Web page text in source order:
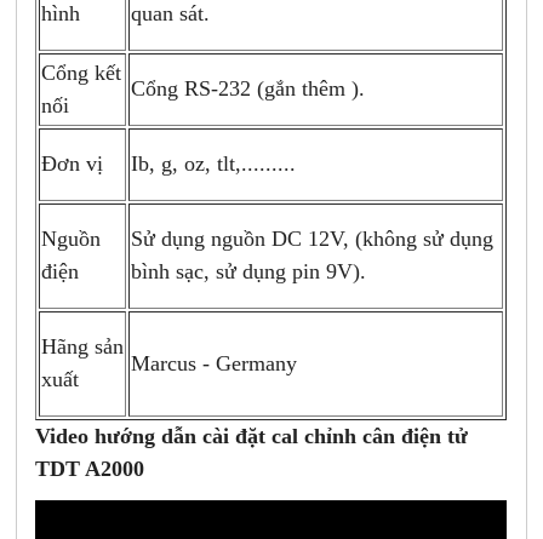
hình quan sát.
Cổng kết
nối
Cổng RS-232 (gắn thêm ).
Đơn vị Ib, g, oz, tlt,.........
Nguồn
điện
Sử dụng nguồn DC 12V, (không sử dụng
bình sạc, sử dụng pin 9V).
Hãng sản
xuất
Marcus - Germany
Video hướng dẫn cài đặt cal chỉnh cân điện tử
TDT A2000